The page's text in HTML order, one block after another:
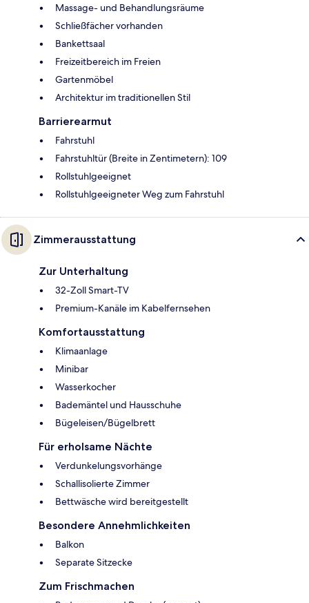
Massage- und Behandlungsräume
Schließfächer vorhanden
Bankettsaal
Freizeitbereich im Freien
Gartenmöbel
Architektur im traditionellen Stil
Barrierearmut
Fahrstuhl
Fahrstuhltür (Breite in Zentimetern): 109
Rollstuhlgeeignet
Rollstuhlgeeigneter Weg zum Fahrstuhl
Zimmerausstattung
Zur Unterhaltung
32-Zoll Smart-TV
Premium-Kanäle im Kabelfernsehen
Komfortausstattung
Klimaanlage
Minibar
Wasserkocher
Bademäntel und Hausschuhe
Bügeleisen/Bügelbrett
Für erholsame Nächte
Verdunkelungsvorhänge
Schallisolierte Zimmer
Bettwäsche wird bereitgestellt
Besondere Annehmlichkeiten
Balkon
Separate Sitzecke
Zum Frischmachen